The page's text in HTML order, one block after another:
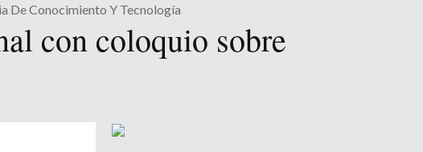
De Conocimiento Y Tecnología
con coloquio sobre